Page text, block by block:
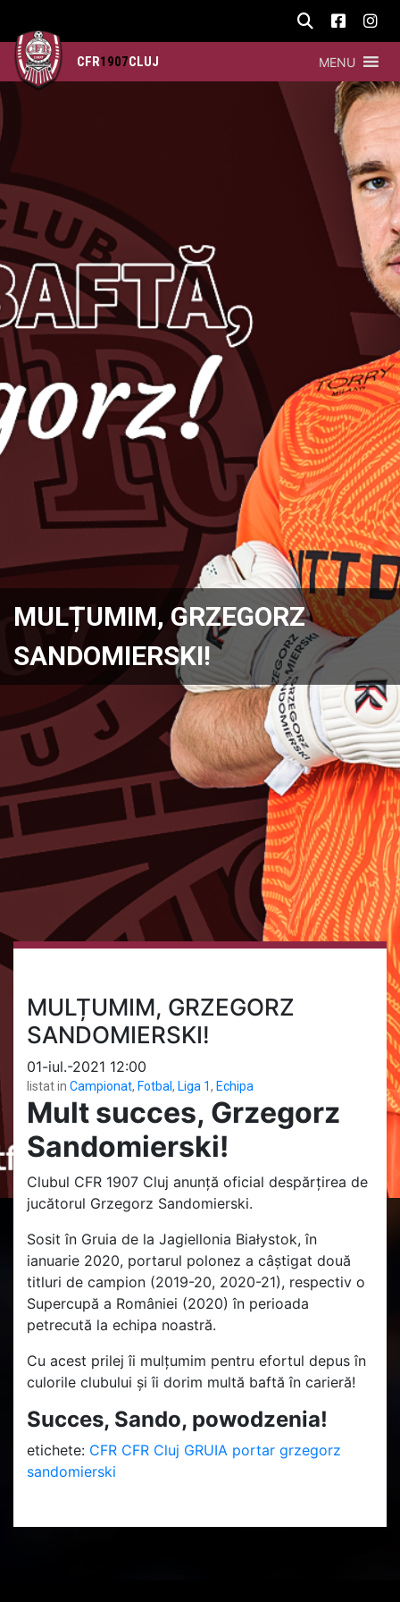
CFR1907CLUJ MENU
MULȚUMIM, GRZEGORZ
SANDOMIERSKI!
MULȚUMIM, GRZEGORZ
SANDOMIERSKI!
01-iul.-2021 12:00
listat in Campionat, Fotbal , Liga 1, Echipa
Mult succes, Grzegorz
Sandomierski!
Clubul CFR 1907 Cluj anunță oficial despărțirea de
jucătorul Grzegorz Sandomierski.
Sosit în Gruia de la Jagiellonia Białystok, în
ianuarie 2020, portarul polonez a câștigat două
titluri de campion (2019-20, 2020-21), respectiv o
Supercupă a României (2020) în perioada
petrecută la echipa noastră.
Cu acest prilej îi mulțumim pentru efortul depus în
culorile clubului și îi dorim multă baftă în carieră!
Succes, Sando, powodzenia!
etichete: CFR CFR Cluj GRUIA portar grzegorz
sandomierski